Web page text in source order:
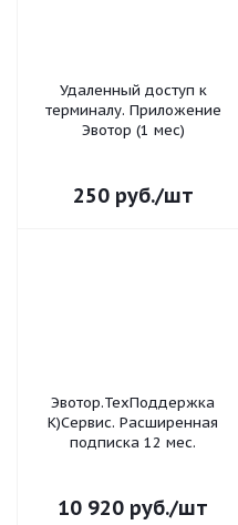
Удаленный доступ к
терминалу. Приложение
Эвотор (1 мес)
250руб./шт
Эвотор.ТехПоддержка
К)Сервис. Расширенная
подписка 12 мес.
10 920 руб./шт